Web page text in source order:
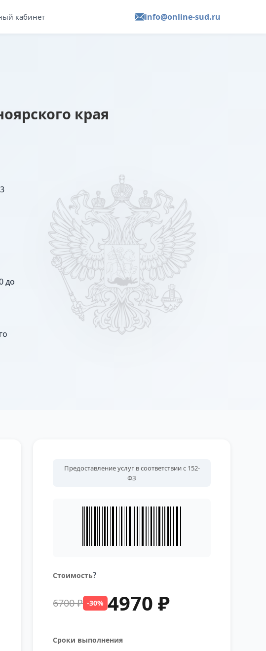
кабинет info@online-sud.ru
края
до
Предоставление услуг в соответствии с 152-
ФЗ
Стоимость?
6700 ₽ -30% 4970 ₽
Сроки выполнения